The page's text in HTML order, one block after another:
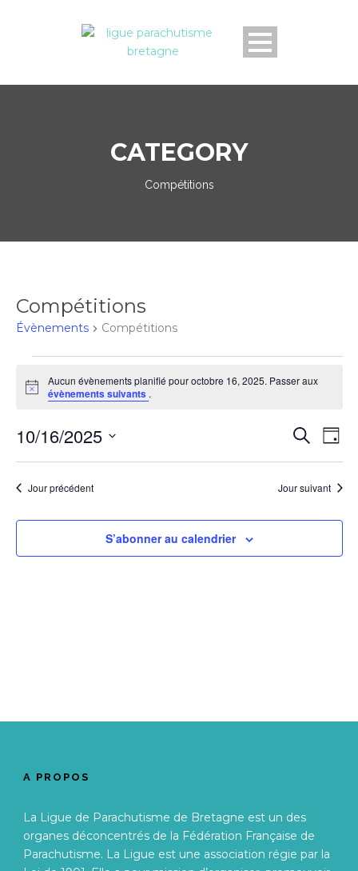
CATEGORY
Compétitions
Compétitions
Évènements Compétitions
for
octobre
16,
2025
Notice
Aucun évènements planifié pour octobre 16, 2025. Passer aux
évènements suivants .
et
de
vues
de
Jour
10/16/2025
date.Jour précédent Jour suivant
S’abonner au calendrier
A PROPOS
La Ligue de Parachutisme de Bretagne est un des
organes déconcentrés de la Fédération Française de
Parachutisme. La Ligue est une association régie par la